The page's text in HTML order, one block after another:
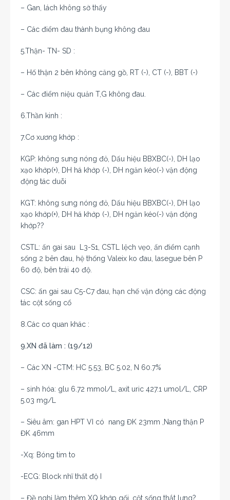
– Gan, lách không sờ thấy
– Các điểm đau thành bụng không đau
5.Thận- TN- SD :
– Hố thận 2 bên không căng gồ, RT (-), CT (-), BBT (-)
– Các điểm niệu quản T,G không đau.
6.Thần kinh :
7.Cơ xương khớp :
KGP: không sưng nóng đỏ, Dấu hiệu BBXBC(-), DH lạo
xạo khớp(+), DH há khớp (-), DH ngăn kéo(-) vận động
động tác duỗi
KGT: không sưng nóng đỏ, Dấu hiệu BBXBC(-), DH lạo
xạo khớp(+), DH há khớp (-), DH ngăn kéo(-) vận động
khớp??
CSTL: ấn gai sau L3-S1, CSTL lệch vẹo, ấn điểm cạnh
sống 2 bên đau, hệ thống Valeix ko đau, lasegue bên P
60 độ, bên trái 40 độ.
CSC: ấn gai sau C5-C7 đau, hạn chế vận động các động
tác cột sống cổ
8.Các cơ quan khác :
9.XN đã làm : (19/12)
– Các XN -CTM: HC 5.53, BC 5.02, N 60.7%
– sinh hóa: glu 6.72 mmol/L, axit uric 427.1 umol/L, CRP
5.03 mg/L
– Siêu âm: gan HPT VI có nang ĐK 23mm ,Nang thận P
ĐK 46mm
-Xq: Bóng tim to
-ECG: Block nhĩ thất độ I
– Đề nghị làm thêm XQ khớp gối, cột sống thắt lưng?